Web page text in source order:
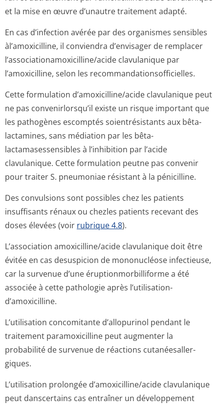
et la mise en œuvre d’unautre traitement adapté.
En cas d’infection avérée par des organismes sensibles
àl’amoxicilline, il conviendra d’envisager de remplacer
l’associationa­moxicilline/a­cide clavulanique par
l’amoxicilline, selon les recommandation­sofficielles.
Cette formulation d’amoxicilline/a­cide clavulanique peut
ne pas convenirlorsqu’il existe un risque important que
les pathogènes escomptés soientrésistants aux bêta-
lactamines, sans médiation par les bêta-
lactamasessensibles à l’inhibition par l’acide
clavulanique. Cette formulation peutne pas convenir
pour traiter S. pneumoniae résistant à la pénicilline.
Des convulsions sont possibles chez les patients
insuffisants rénaux ou chezles patients recevant des
doses élevées (voir rubrique 4.8).
L’association amoxicilline/acide clavulanique doit être
évitée en cas desuspicion de mononucléose infectieuse,
car la survenue d’une éruptionmorbi­lliforme a été
associée à cette pathologie après l’utilisation­
d’amoxicilline.
L’utilisation concomitante d’allopurinol pendant le
traitement paramoxicilline peut augmenter la
probabilité de survenue de réactions cutanéesaller­
giques.
L’utilisation prolongée d’amoxicilline/a­cide clavulanique
peut danscertains cas entraîner un développement